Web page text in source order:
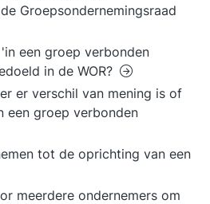
Groepsondernemingsraad
een groep verbonden
in de WOR?
er verschil van mening is of
een groep verbonden
tot de oprichting van een
meerdere ondernemers om